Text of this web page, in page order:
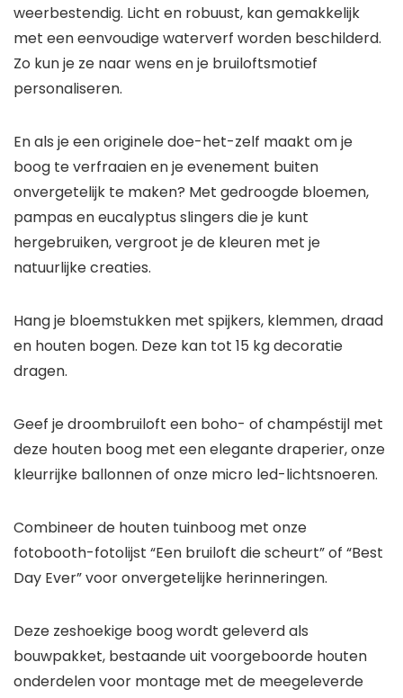
weerbestendig. Licht en robuust, kan gemakkelijk
met een eenvoudige waterverf worden beschilderd.
Zo kun je ze naar wens en je bruiloftsmotief
personaliseren.
En als je een originele doe-het-zelf maakt om je
boog te verfraaien en je evenement buiten
onvergetelijk te maken? Met gedroogde bloemen,
pampas en eucalyptus slingers die je kunt
hergebruiken, vergroot je de kleuren met je
natuurlijke creaties.
Hang je bloemstukken met spijkers, klemmen, draad
en houten bogen. Deze kan tot 15 kg decoratie
dragen.
Geef je droombruiloft een boho- of champéstijl met
deze houten boog met een elegante draperier, onze
kleurrijke ballonnen of onze micro led-lichtsnoeren.
Combineer de houten tuinboog met onze
fotobooth-fotolijst “Een bruiloft die scheurt” of “Best
Day Ever” voor onvergetelijke herinneringen.
Deze zeshoekige boog wordt geleverd als
bouwpakket, bestaande uit voorgeboorde houten
onderdelen voor montage met de meegeleverde